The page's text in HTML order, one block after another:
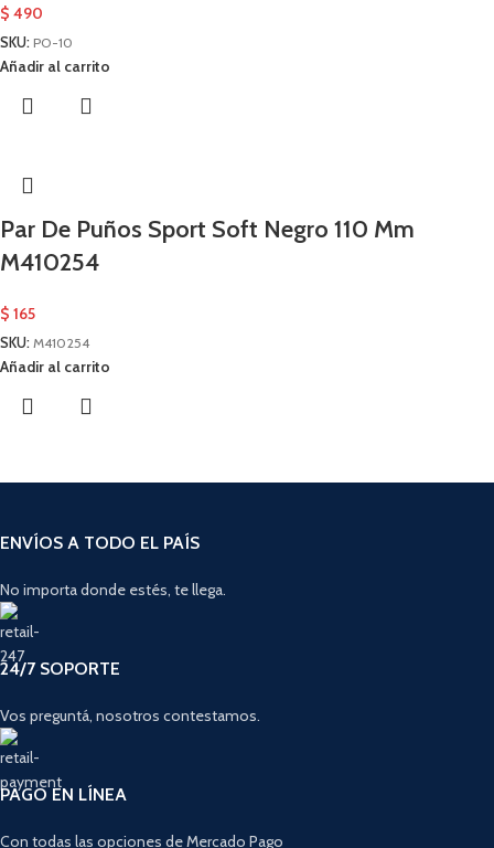
$ 490
SKU: PO-10
Añadir al carrito
Par De Puños Sport Soft Negro 110 Mm
M410254
$ 165
SKU: M410254
Añadir al carrito
ENVÍOS A TODO EL PAÍS
No importa donde estés, te llega.
24/7 SOPORTE
Vos preguntá, nosotros contestamos.
PAGO EN LÍNEA
Con todas las opciones de Mercado Pago